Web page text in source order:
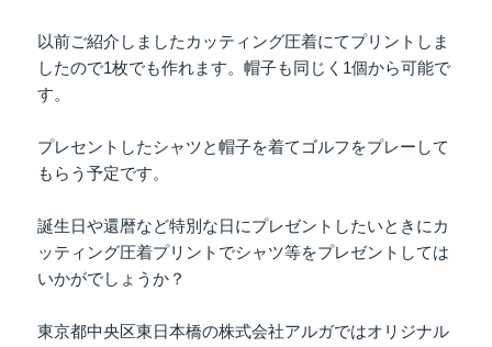
以前ご紹介しましたカッティング圧着にてプリントしま
したので1枚でも作れます。帽子も同じく1個から可能で
す。
プレセントしたシャツと帽子を着てゴルフをプレーして
もらう予定です。
誕生日や還暦など特別な日にプレゼントしたいときにカ
ッティング圧着プリントでシャツ等をプレゼントしては
いかがでしょうか？
東京都中央区東日本橋の株式会社アルガではオリジナル